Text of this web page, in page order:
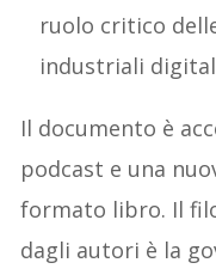
ruolo critico
industriali
Il documento è
podcast e una
formato libro. Il
dagli autori è la